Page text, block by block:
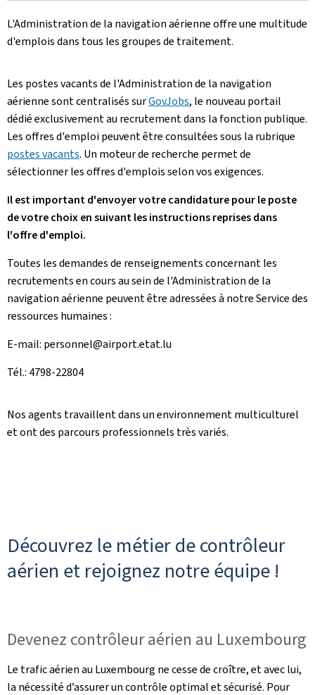
L'Administration de la navigation aérienne offre une multitude
d'emplois dans tous les groupes de traitement.
Les postes vacants de l'Administration de la navigation
aérienne sont centralisés surGovJobs, le nouveau portail
dédié exclusivement au recrutement dans la fonction publique.
Les offres d'emploi peuvent être consultées sous la rubrique
postes vacants. Un moteur de recherche permet de
sélectionner les offres d'emplois selon vos exigences.
Il est important d'envoyer votre candidature pour le poste
de votre choix en suivant les instructions reprises dans
l'offre d'emploi.
Toutes les demandes de renseignements concernant les
recrutements en cours au sein de l'Administration de la
navigation aérienne peuvent être adressées à notre Service des
ressources humaines :
E-mail: personnel@airport.etat.lu
Tél.: 4798-22804
Nos agents travaillent dans un environnement multiculturel
et ont des parcours professionnels très variés.
Découvrez le métier de contrôleur
aérien et rejoignez notre équipe !
Devenez contrôleur aérien au Luxembourg
Le trafic aérien au Luxembourg ne cesse de croître, et avec lui,
la nécessité d’assurer un contrôle optimal et sécurisé. Pour